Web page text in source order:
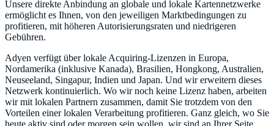
Unsere direkte Anbindung an globale und lokale Kartennetzwerke
ermöglicht es Ihnen, von den jeweiligen Marktbedingungen zu
profitieren, mit höheren Autorisierungsraten und niedrigeren
Gebühren.
Adyen verfügt über lokale Acquiring-Lizenzen in Europa,
Nordamerika (inklusive Kanada), Brasilien, Hongkong, Australien,
Neuseeland, Singapur, Indien und Japan. Und wir erweitern dieses
Netzwerk kontinuierlich. Wo wir noch keine Lizenz haben, arbeiten
wir mit lokalen Partnern zusammen, damit Sie trotzdem von den
Vorteilen einer lokalen Verarbeitung profitieren. Ganz gleich, wo Sie